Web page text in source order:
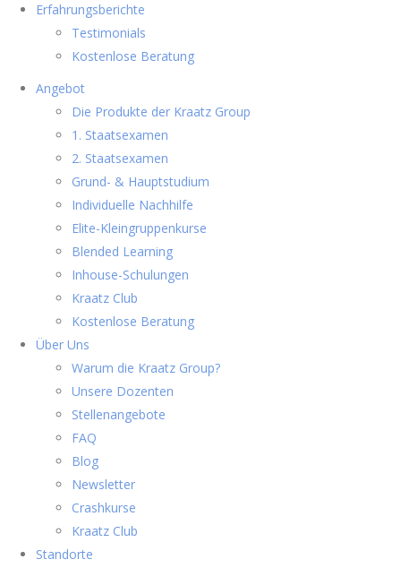
Erfahrungsberichte
Testimonials
Kostenlose Beratung
Angebot
Die Produkte der Kraatz Group
1. Staatsexamen
2. Staatsexamen
Grund- & Hauptstudium
Individuelle Nachhilfe
Elite-Kleingruppenkurse
Blended Learning
Inhouse-Schulungen
Kraatz Club
Kostenlose Beratung
Über Uns
Warum die Kraatz Group?
Unsere Dozenten
Stellenangebote
FAQ
Blog
Newsletter
Crashkurse
Kraatz Club
Standorte